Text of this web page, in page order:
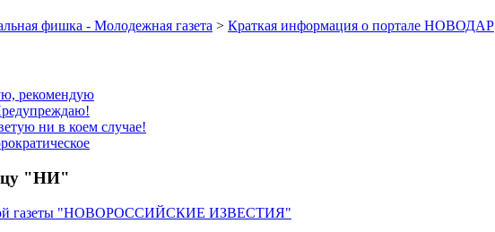
фишка - Молодежная газета > Краткая информация о портале НОВОДАР
рекомендую
ни в коем случае!
"НИ"
газеты "НОВОРОССИЙСКИЕ ИЗВЕСТИЯ"